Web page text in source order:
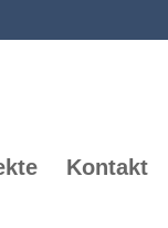
Kontakt